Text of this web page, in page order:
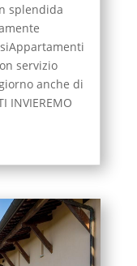
splendida
servizio
anche di
INVIEREMO